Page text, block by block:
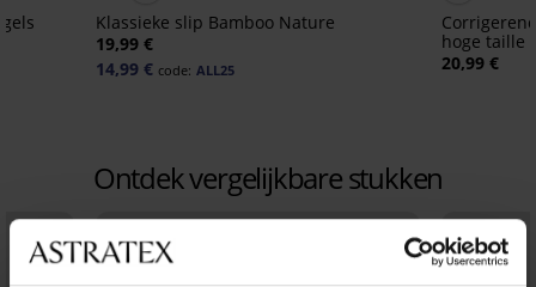
Klassieke slip Bamboo Nature
19,99 €
14,99 € code: ALL25
hoge taille
20,99 €
Ontdek vergelijkbare stukken